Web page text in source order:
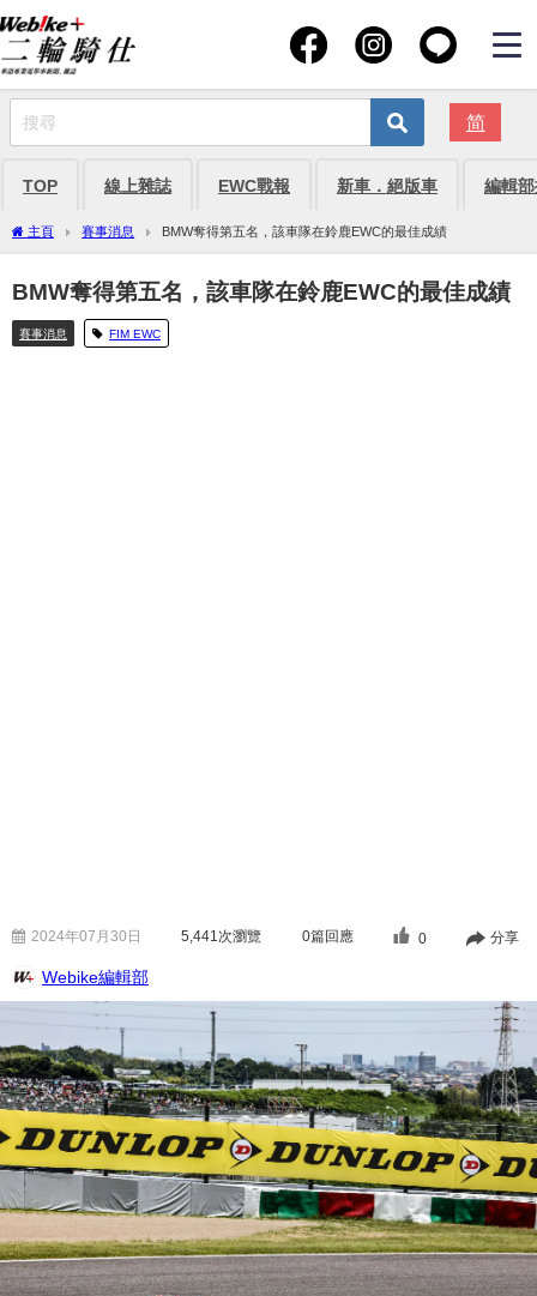
简
TOP 線上雜誌 EWC戰報 新車．絕版車 編輯
主頁 賽事消息 BMW奪得第五名，該車隊在鈴鹿EWC的最佳成績
BMW奪得第五名，該車隊在鈴鹿EWC的最佳成績
賽事消息 FIM EWC
2024年07月30日 5,441 次瀏覽 0篇回應 0 分享
Webike編輯部